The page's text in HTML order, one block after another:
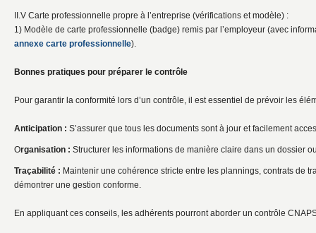
II.V Carte professionnelle propre à l’entreprise (vérifications et modèle) :
1) Modèle de carte professionnelle (badge) remis par l’employeur (avec
annexe carte professionnelle).
Bonnes pratiques pour préparer le contrôle
Pour garantir la conformité lors d’un contrôle, il est essentiel de prévoir les
Anticipation : S’assurer que tous les documents sont à jour et facilement
Organisation : Structurer les informations de manière claire dans un dossier
Traçabilité : Maintenir une cohérence stricte entre les plannings, contrats de
démontrer une gestion conforme.
En appliquant ces conseils, les adhérents pourront aborder un contrôle